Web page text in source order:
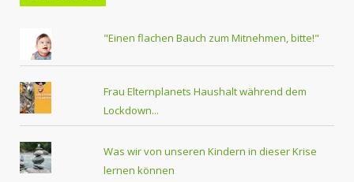
"Einen flachen Bauch zum Mitnehmen, bitte!"
Frau Elternplanets Haushalt während dem
Lockdown...
Was wir von unseren Kindern in dieser Krise
lernen können